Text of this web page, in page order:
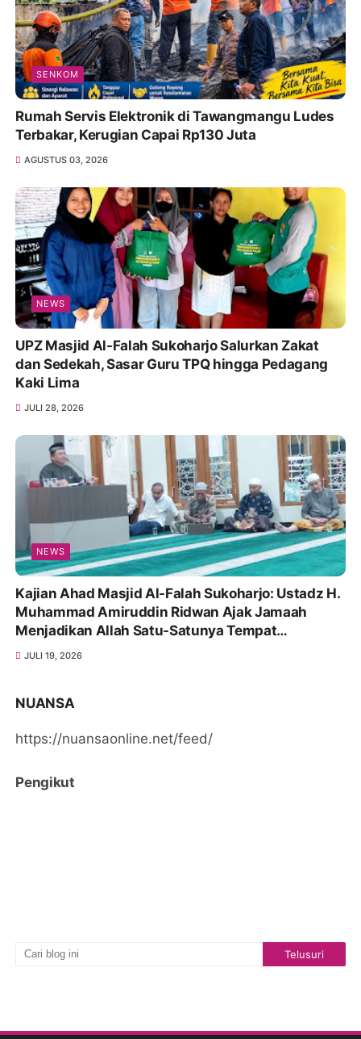
SENKOM
Rumah Servis Elektronik di Tawangmangu Ludes
Terbakar, Kerugian Capai Rp130 Juta
AGUSTUS 03, 2026
NEWS
UPZ Masjid Al-Falah Sukoharjo Salurkan Zakat
dan Sedekah, Sasar Guru TPQ hingga Pedagang
Kaki Lima
JULI 28, 2026
NEWS
Kajian Ahad Masjid Al-Falah Sukoharjo: Ustadz H.
Muhammad Amiruddin Ridwan Ajak Jamaah
Menjadikan Allah Satu-Satunya Tempat
Bergantung
JULI 19, 2026
NUANSA
https://nuansaonline.net/feed/
Pengikut